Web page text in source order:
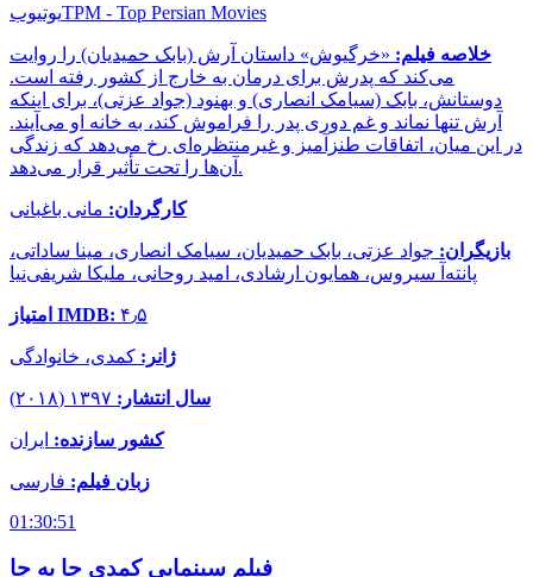
یوتیوبTPM - Top Persian Movies
خلاصه فیلم: «خرگیوش» داستان آرش (بابک حمیدیان) را روایت
می‌کند که پدرش برای درمان به خارج از کشور رفته است.
دوستانش، بابک (سیامک انصاری) و بهنود (جواد عزتی)، برای اینکه
آرش تنها نماند و غم دوری پدر را فراموش کند، به خانه او می‌آیند.
در این میان، اتفاقات طنزآمیز و غیرمنتظره‌ای رخ می‌دهد که زندگی
آن‌ها را تحت تأثیر قرار می‌دهد.
کارگردان: مانی باغبانی
بازیگران: جواد عزتی، بابک حمیدیان، سیامک انصاری، مینا ساداتی،
پانته‌آ سیروس، همایون ارشادی، امید روحانی، ملیکا شریفی‌نیا
امتیاز IMDB: ۴٫۵
ژانر: کمدی، خانوادگی
سال انتشار:
کشور سازنده: ایران
زبان فیلم: فارسی
01:30:51
فیلم سینمایی کمدی جا به جا